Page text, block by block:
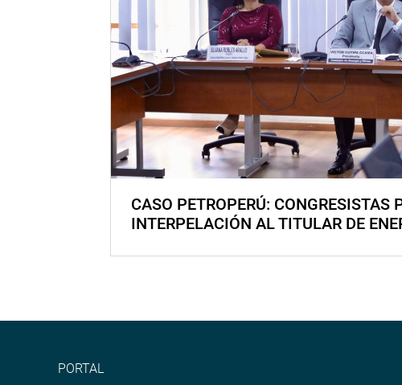
CASO PETROPERÚ: CONGRESISTAS
INTERPELACIÓN AL TITULAR DE
PORTAL